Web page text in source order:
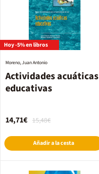
Hoy -5% en libros
Actividades acuáticas
educativas
Moreno, Juan Antonio
15,48€
14,71€
Añadir a la cesta